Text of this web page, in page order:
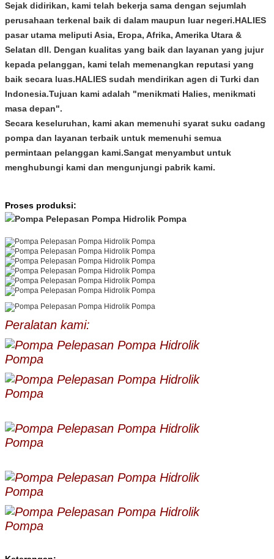
Sejak didirikan, kami telah bekerja sama dengan sejumlah
perusahaan terkenal baik di dalam maupun luar negeri.HALIES
pasar utama meliputi Asia, Eropa, Afrika, Amerika Utara &
Selatan dll. Dengan kualitas yang baik dan layanan yang jujur ​​
kepada pelanggan, kami telah memenangkan reputasi yang
baik secara luas.HALIES sudah mendirikan agen di Turki dan
Indonesia.Tujuan kami adalah "menikmati Halies, menikmati
masa depan".
Secara keseluruhan, kami akan memenuhi syarat suku cadang
pompa dan layanan terbaik untuk memenuhi semua
permintaan pelanggan kami.Sangat menyambut untuk
menghubungi kami dan mengunjungi pabrik kami.
Proses produksi:
Peralatan kami: